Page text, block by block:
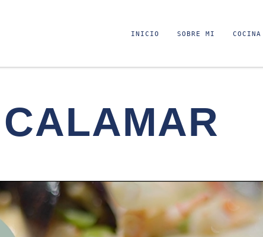
INICIO SOBRE MI COCINA
CALAMAR